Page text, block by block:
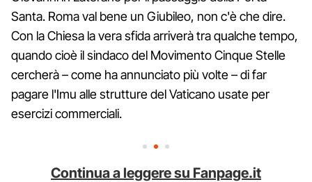
Santa. Roma val bene un Giubileo, non c'è che dire.
Con la Chiesa la vera sfida arriverà tra qualche tempo,
quando cioè il sindaco del Movimento Cinque Stelle
cercherà – come ha annunciato più volte – di far
pagare l'Imu alle strutture del Vaticano usate per
esercizi commerciali.
Continua a leggere su Fanpage.it